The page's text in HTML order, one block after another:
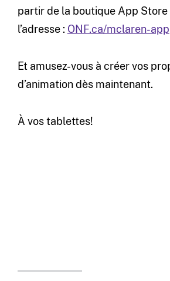
partir de la boutique App Store
l’adresse : ONF.ca/mclaren-app
Et amusez-vous à créer vos
d’animation dès maintenant.
À vos tablettes!